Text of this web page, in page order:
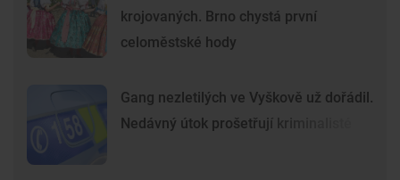
krojovaných. Brno chystá první
celoměstské hody
Gang nezletilých ve Vyškově už dořádil.
Nedávný útok prošetřují kriminalisté